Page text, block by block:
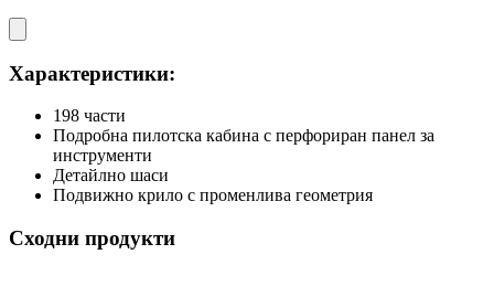
Характеристики:
198 части
Подробна пилотска кабина с перфориран панел за
инструменти
Детайлно шаси
Подвижно крило с променлива геометрия
Сходни продукти